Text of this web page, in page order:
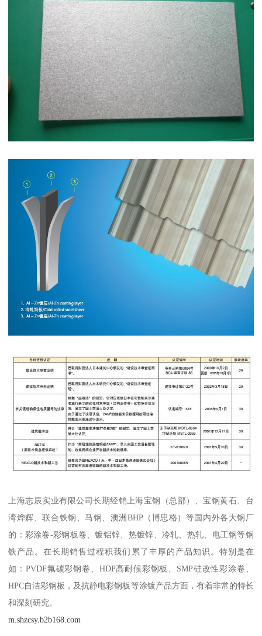
上海志辰实业有限公司长期经销上海宝钢（总部）、宝钢黄石、台
湾烨辉、联合铁钢、马钢、澳洲BHP（博思格）等国内外各大钢厂
的：彩涂卷-彩钢板卷、镀铝锌、热镀锌、冷轧、热轧、电工钢等钢
铁产品。在长期销售过程积我们累了丰厚的产品知识。特别是在
如：PVDF氟碳彩钢卷、HDP高耐候彩钢板、SMP硅改性彩涂卷、
HPC自洁彩钢板，及抗静电彩钢板等涂镀产品方面，有着非常的特长
和深刻研究。
m.shzcsy.b2b168.com